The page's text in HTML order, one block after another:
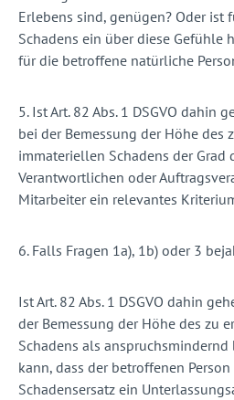
Erlebens sind, genügen? Oder ist
Schadens ein über diese Gefühle
für die betroffene natürliche
5. Ist Art. 82 Abs. 1 DSGVO dahin
bei der Bemessung der Höhe des
immateriellen Schadens der Grad
Verantwortlichen oder
Mitarbeiter ein relevantes
6. Falls Fragen 1a), 1b) oder 3
Ist Art. 82 Abs. 1 DSGVO dahin
der Bemessung der Höhe des zu
Schadens als
kann, dass der betroffenen
Schadensersatz ein